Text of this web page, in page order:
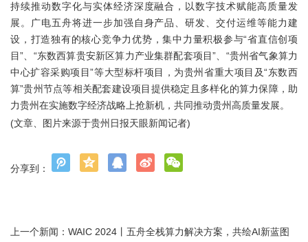
持续推动数字化与实体经济深度融合，以数字技术赋能高质量发
展。广电五舟将进一步加强自身产品、研发、交付运维等能力建
设，打造独有的核心竞争力优势，集中力量积极参与“省直信创项
目”、“东数西算贵安新区算力产业集群配套项目”、“贵州省气象算力
中心扩容采购项目”等大型标杆项目，为贵州省重大项目及“东数西
算”贵州节点等相关配套建设项目提供稳定且多样化的算力保障，助
力贵州在实施数字经济战略上抢新机，共同推动贵州高质量发展。
(文章、图片来源于贵州日报天眼新闻记者)
分享到：
上一个新闻： WAIC 2024丨五舟全栈算力解决方案，共绘AI新蓝图